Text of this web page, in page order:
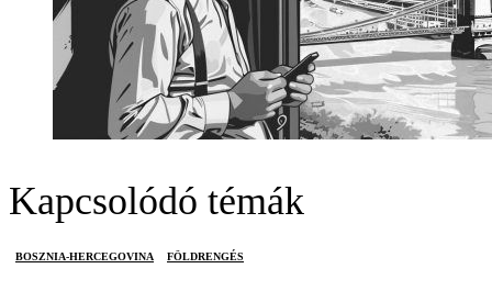
Kapcsolódó témák
BOSZNIA-HERCEGOVINA FÖLDRENGÉS